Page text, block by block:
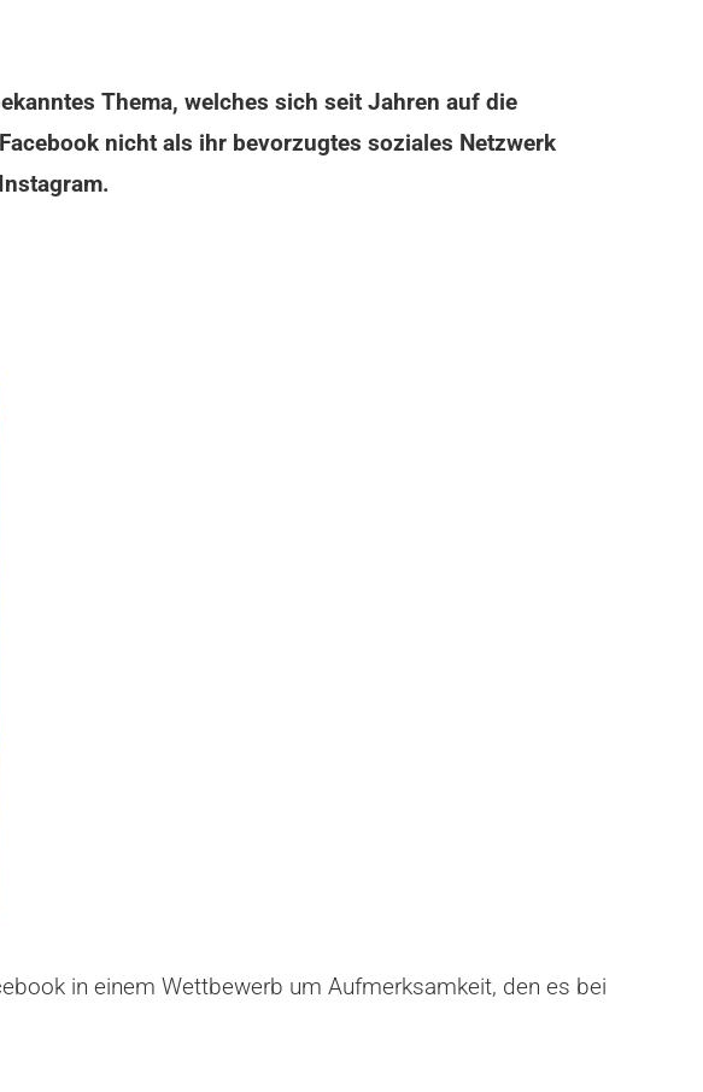
Thema, welches sich seit Jahren auf die
nicht als ihr bevorzugtes soziales Netzwerk
in einem Wettbewerb um Aufmerksamkeit, den es bei